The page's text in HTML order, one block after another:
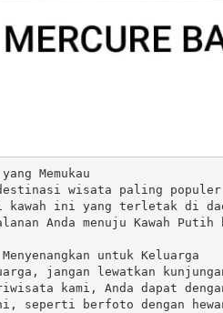
Memukau
wisata paling populer
kawah ini yang terletak di
Anda menuju Kawah
untuk Keluarga
jangan lewatkan kunjungan
kami, Anda dapat
berfoto dengan